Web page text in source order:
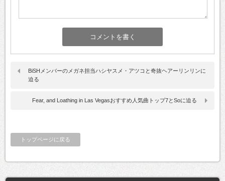
BiSHメンバーのメガネ担当ハシヤスメ・アツコと奇抜ヘアーリンリンに
迫る
Fear, and Loathing in Las Vegasおすすめ人気曲トップ7とSoに迫る
トップページに戻る